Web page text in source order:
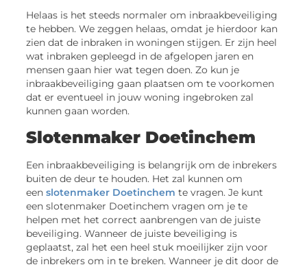
Helaas is het steeds normaler om inbraakbeveiliging
te hebben. We zeggen helaas, omdat je hierdoor kan
zien dat de inbraken in woningen stijgen. Er zijn heel
wat inbraken gepleegd in de afgelopen jaren en
mensen gaan hier wat tegen doen. Zo kun je
inbraakbeveiliging gaan plaatsen om te voorkomen
dat er eventueel in jouw woning ingebroken zal
kunnen gaan worden.
Slotenmaker Doetinchem
Een inbraakbeveiliging is belangrijk om de inbrekers
buiten de deur te houden. Het zal kunnen om
eenslotenmaker Doetinchem te vragen. Je kunt
een slotenmaker Doetinchem vragen om je te
helpen met het correct aanbrengen van de juiste
beveiliging. Wanneer de juiste beveiliging is
geplaatst, zal het een heel stuk moeilijker zijn voor
de inbrekers om in te breken. Wanneer je dit door de